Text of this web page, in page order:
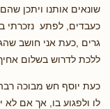
שונאים אותנו ויתכן
כעבדים, לפתע נזכרתי
גרים ,כעת אני חושב
ללכת לדרוש בשלום
כעת יוסף חש מבוכה
לו ולפגוע בו, אך אם לא